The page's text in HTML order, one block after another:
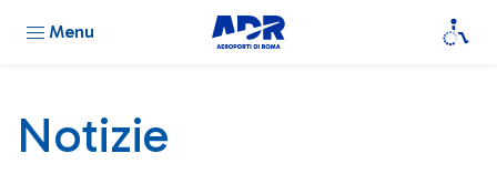
Menu
Notizie